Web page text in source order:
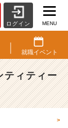
ログイン MENU
就職イベント
ティティー
>